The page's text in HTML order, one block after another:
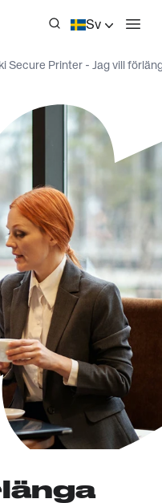
Sv
Secure Printer - Jag vill